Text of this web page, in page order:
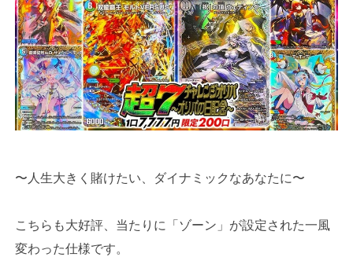
〜人生大きく賭けたい、ダイナミックなあなたに〜
こちらも大好評、当たりに「ゾーン」が設定された一風
変わった仕様です。